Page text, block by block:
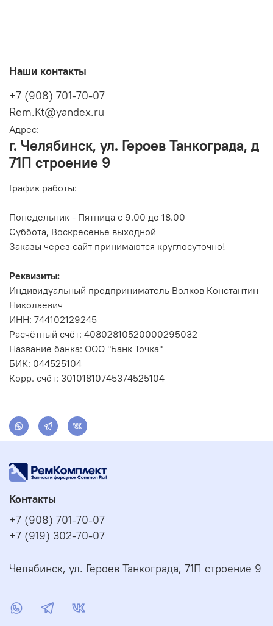
Наши контакты
+7 (908) 701-70-07
Rem.Kt@yandex.ru
Адрес:
г. Челябинск, ул. Героев Танкограда, д
71П строение 9
График работы:
Понедельник - Пятница с 9.00 до 18.00
Суббота, Воскресенье выходной
Заказы через сайт принимаются круглосуточно!
Реквизиты:
Индивидуальный предприниматель Волков Константин
Николаевич
ИНН: 744102129245
Расчётный счёт: 40802810520000295032
Название банка: ООО "Банк Точка"
БИК: 044525104
Корр. счёт: 30101810745374525104
Контакты
+7 (908) 701-70-07
+7 (919) 302-70-07
Челябинск, ул. Героев Танкограда, 71П строение 9